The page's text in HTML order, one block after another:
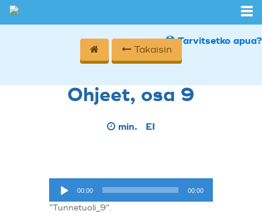
Tarvitsetko apua?
Takaisin
Ohjeet, osa 9
min. EI
Äänitoistin
00:00 00:00
”Tunnetuoli_9”.